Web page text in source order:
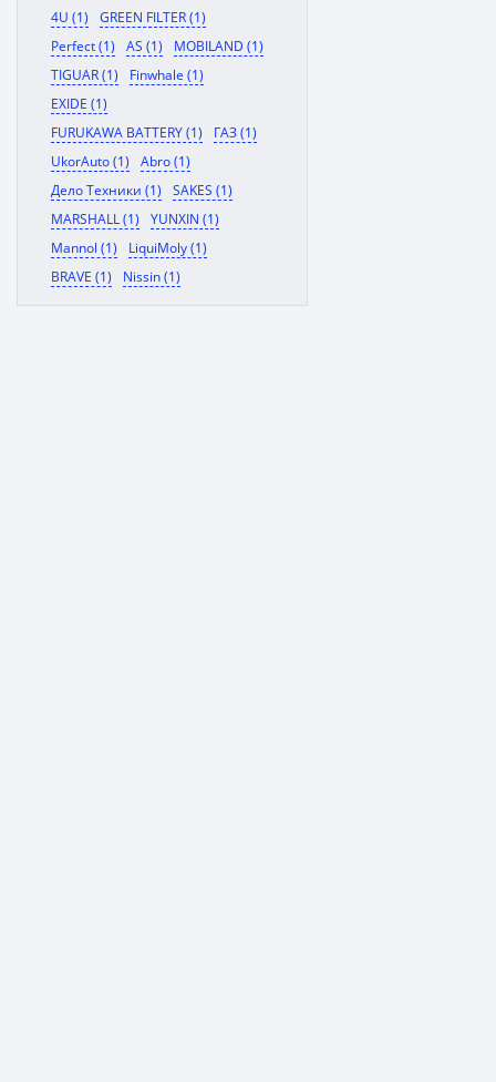
4U (1)
GREEN FILTER (1)
Perfect (1)
AS (1)
MOBILAND (1)
TIGUAR (1)
Finwhale (1)
EXIDE (1)
FURUKAWA BATTERY (1)
ГАЗ (1)
UkorAuto (1)
Abro (1)
Дело Техники (1)
SAKES (1)
MARSHALL (1)
YUNXIN (1)
Mannol (1)
LiquiMoly (1)
BRAVE (1)
Nissin (1)